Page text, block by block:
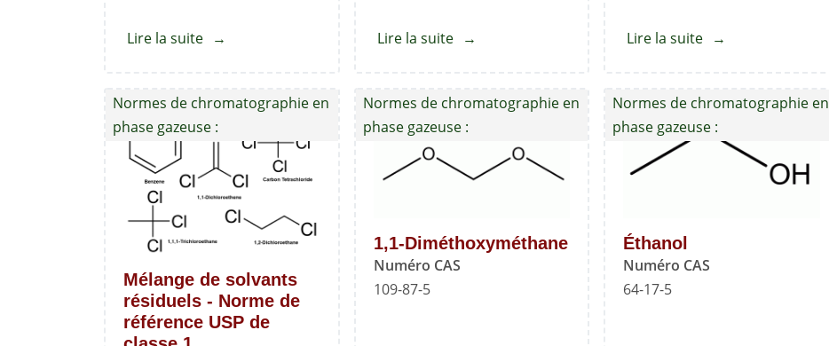
Lire la suite about
carbone
Lire la suiteabout
Lire la suite about
de
classe
Mélange de solvants
résiduels - Norme de
référence USP de
Normes de chromatographie en
phase gazeuse :
1,1-Diméthoxyméthane
Numéro CAS
109-87-5
Normes de chromatographie en
phase gazeuse :
Éthanol
Numéro CAS
64-17-5
Normes de chromatographie en
phase gazeuse :